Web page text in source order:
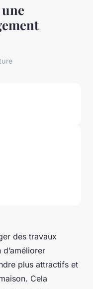
des travaux
plus attractifs et
Cela